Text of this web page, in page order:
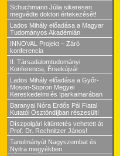
Schuchmann Júlia sikeresen
megvédte doktori értekezését!
Lados Mihály előadása a Magyar
Tudományos Akadémián
INNOVAL Projekt – Záró
konferencia
II. Társadalomtudományi
Konferencia, Érsekújvár
Lados Mihály előadása a Győr-
Moson-Sopron Megyei
Kereskedelmi és Iparkamarában
Baranyai Nóra Erdős Pál Fiatal
Kutatói Ösztöndíjban részesült!
Díszpolgári kitüntetés vehetett át
Prof. Dr. Rechnitzer János!
Tanulmányút Nagyszombat és
Nyitra megyékben